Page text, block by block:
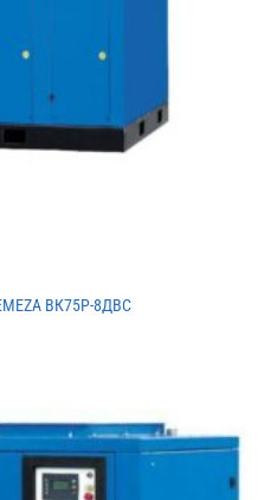
ВК75Р-8ДВС